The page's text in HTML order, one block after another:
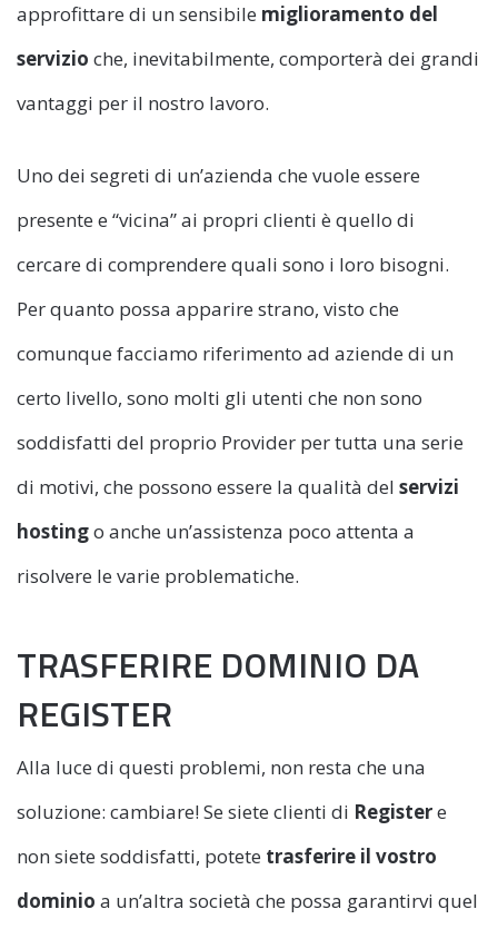
approfittare di un sensibile miglioramento del
servizio che, inevitabilmente, comporterà dei grandi
vantaggi per il nostro lavoro.
Uno dei segreti di un’azienda che vuole essere
presente e “vicina” ai propri clienti è quello di
cercare di comprendere quali sono i loro bisogni.
Per quanto possa apparire strano, visto che
comunque facciamo riferimento ad aziende di un
certo livello, sono molti gli utenti che non sono
soddisfatti del proprio Provider per tutta una serie
di motivi, che possono essere la qualità del servizi
hostingo anche un’assistenza poco attenta a
risolvere le varie problematiche.
TRASFERIRE DOMINIO DA
REGISTER
Alla luce di questi problemi, non resta che una
soluzione: cambiare! Se siete clienti di Registere
non siete soddisfatti, potete trasferire il vostro
dominio a un’altra società che possa garantirvi quel